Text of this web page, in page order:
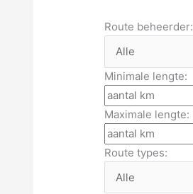
Route beheerder:
Minimale lengte:
Maximale lengte:
Route types: